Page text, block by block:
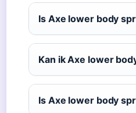
Is Axe lower body
Kan ik Axe lower
Is Axe lower body